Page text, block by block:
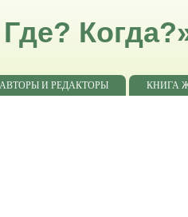
АВТОРЫ И РЕДАКТОРЫ
КНИГА